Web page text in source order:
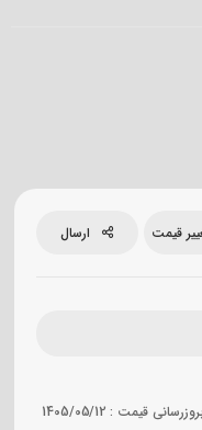
قیمت ارسال
قیمت : 1405/05/12